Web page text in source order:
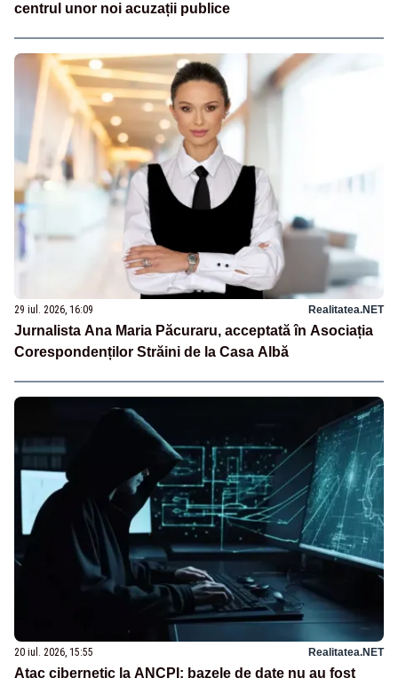
centrul unor noi acuzații publice
29 iul. 2026, 16:09 Realitatea.NET
Jurnalista Ana Maria Păcuraru, acceptată în Asociația
Corespondenților Străini de la Casa Albă
20 iul. 2026, 15:55 Realitatea.NET
Atac cibernetic la ANCPI: bazele de date nu au fost